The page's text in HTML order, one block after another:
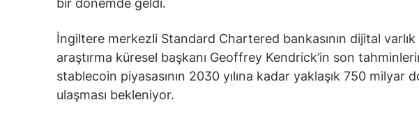
İngiltere merkezli Standard Chartered bankasının dijital varlık
araştırma küresel başkanı Geoffrey Kendrick’in son
stablecoin piyasasının 2030 yılına kadar yaklaşık 750 milyar
ulaşması bekleniyor.